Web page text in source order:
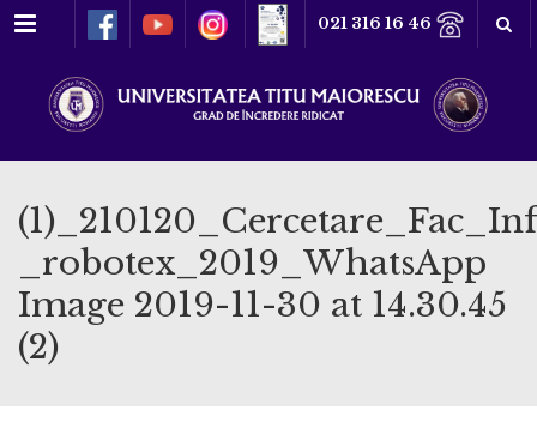
Meniu 021 316 16 46
_robotex_2019_WhatsApp
Image 2019-11-30 at 14.30.45
(2)